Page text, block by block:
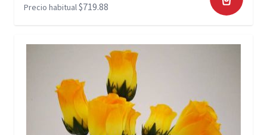
Precio habitual$719.88